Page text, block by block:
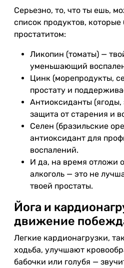
Серьезно, то, что ты ешь,
список продуктов, которые
простатитом:
Ликопин (томаты) —
уменьшающий
Цинк (морепродукты,
простату и
Антиоксиданты
защита от старения и
Селен (бразильские
антиоксидант для
воспалений.
И да, на время отложи
алкоголь — это не
твоей простаты.
Йога и
движение
Легкие кардионагрузки,
ходьба, улучшают
бабочки или голубя —